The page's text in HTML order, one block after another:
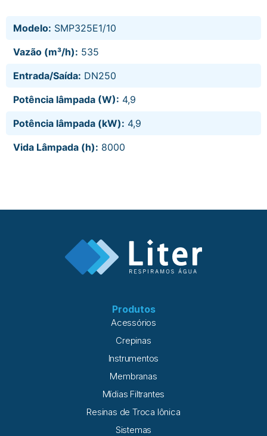
Modelo: SMP325E1/10
Vazão (m³/h): 535
Entrada/Saída: DN250
Potência lâmpada (W): 4,9
Potência lâmpada (kW): 4,9
Vida Lâmpada (h): 8000
Produtos
Acessórios
Crepinas
Instrumentos
Membranas
Mídias Filtrantes
Resinas de Troca Iônica
Sistemas